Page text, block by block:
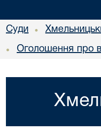
Суди •
• Оголошення про